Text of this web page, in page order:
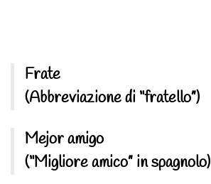
Frate
(Abbreviazione di “fratello”)
Mejor amigo
(“Migliore amico” in spagnolo)